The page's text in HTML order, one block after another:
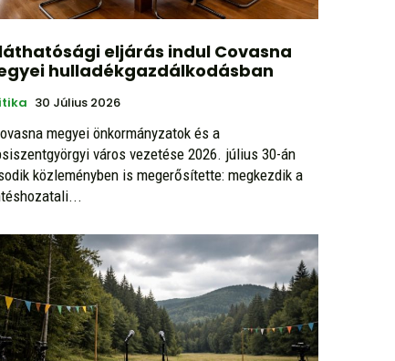
eljárás indul Covasna
hulladékgazdálkodásban
30 Július 2026
megyei önkormányzatok és a
város vezetése 2026. július 30-án
közleményben is megerősítette: megkezdik a